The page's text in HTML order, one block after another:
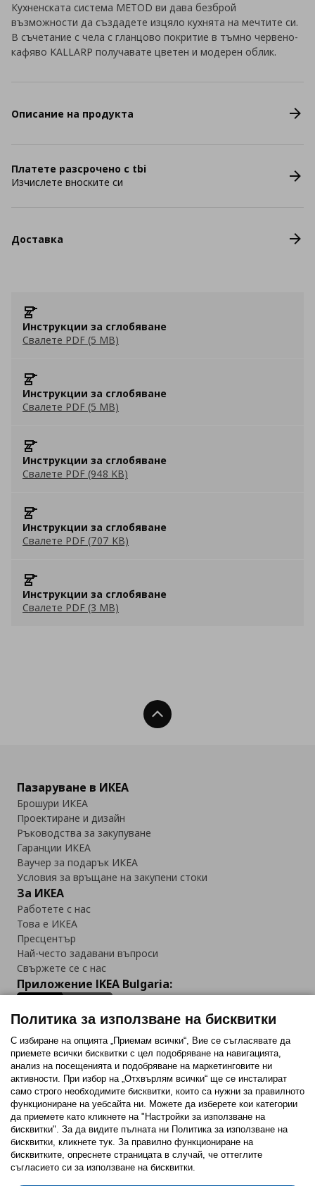
Кухненската система METOD ви дава безброй
възможности да създадете изцяло кухнята на мечтите си.
В съчетание с чела с гланцово покритие в тъмно червено-
кафяво KALLARP получавате цветен и модерен облик.
Описание на продукта
Платете разсрочено с tbi
Изчислете вноските си
Доставка
Инструкции за сглобяване
Свалете PDF (5 MB)
Инструкции за сглобяване
Свалете PDF (5 MB)
Инструкции за сглобяване
Свалете PDF (948 KB)
Инструкции за сглобяване
Свалете PDF (707 KB)
Инструкции за сглобяване
Свалете PDF (3 MB)
Нагоре
Пазаруване в ИКЕА
Брошури ИКЕА
Проектиране и дизайн
Ръководства за закупуване
Гаранции ИКЕА
Ваучер за подарък ИКЕА
Условия за връщане на закупени стоки
За ИКЕА
Работете с нас
Това е ИКЕА
Пресцентър
Най-често задавани въпроси
Свържете се с нас
Приложение IKEA Bulgaria:
Последвайте ни:
FacebookTwitterYoutubePinterestInstagram
Политика за използване на бисквитки (Cookies)
Политика за използване на бисквитки
С избиране на опцията „Приемам всички“, Вие се съгласявате да
приемете всички бисквитки с цел подобряване на навигацията,
анализ на посещенията и подобряване на маркетинговите ни
активности. При избор на „Отхвърлям всички“ ще се инсталират
само строго необходимитe бисквитки, които са нужни за правилното
функциониране на уебсайта ни. Можете да изберете кои категории
да приемете като кликнете на "Настройки за използване на
бисквитки". За да видите пълната ни Политика за използване на
бисквитки, кликнете тук. За правилно функциониране на
бисквитките, опреснете страницата в случай, че оттеглите
съгласието си за използване на бисквитки.